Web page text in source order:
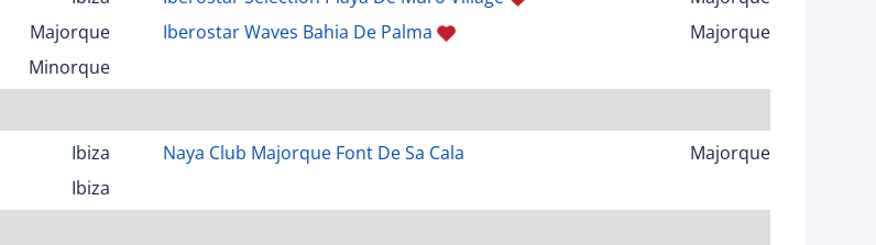
Majorque Iberostar Waves Bahia De Palma
Majorque
Minorque
Ibiza Naya Club Majorque Font De Sa Cala
Majorque
Ibiza